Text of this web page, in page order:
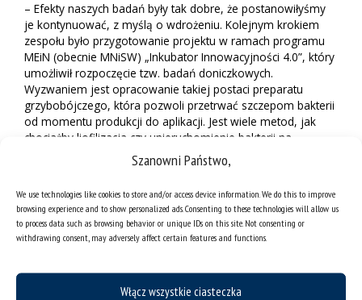
Szanowni Państwo,
We use technologies like cookies to store and/or access device information. We do this to improve
browsing experience and to show personalized ads. Consenting to these technologies will allow us
to process data such as browsing behavior or unique IDs on this site. Not consenting or
withdrawing consent, may adversely affect certain features and functions.
Włącz wszystkie ciasteczka
– Efekty naszych badań były tak dobre, że postanowiłyśmy
je kontynuować, z myślą o wdrożeniu. Kolejnym krokiem
zespołu było przygotowanie projektu w ramach programu
MEiN (obecnie MNiSW) „Inkubator Innowacyjności 4.0”, który
umożliwił rozpoczęcie tzw. badań doniczkowych.
Wyzwaniem jest opracowanie takiej postaci preparatu
grzybobójczego, która pozwoli przetrwać szczepom bakterii
od momentu produkcji do aplikacji. Jest wiele metod, jak
chociażby liofilizacja czy unieruchomienie bakterii na
specjalnym nośniku. Istotna jest także ochrona szczepów
przed innymi mikroorganizmami obecnymi w środowisku
– W przyszłości rozważamy także nawiązanie współpracy z
producentami biopreparatów, bo potencjał naszych
opatentowanych rozwiązań jest bardzo duży, a my z